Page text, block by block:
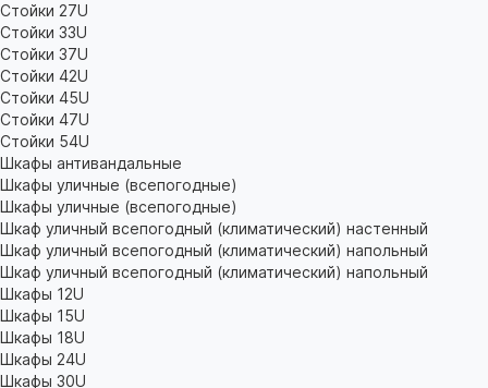
Стойки 27U
Стойки 33U
Стойки 37U
Стойки 42U
Стойки 45U
Стойки 47U
Стойки 54U
Шкафы антивандальные
Шкафы уличные (всепогодные)
Шкафы уличные (всепогодные)
Шкаф уличный всепогодный (климатический) настенный
Шкаф уличный всепогодный (климатический) напольный
Шкаф уличный всепогодный (климатический) напольный
Шкафы 12U
Шкафы 15U
Шкафы 18U
Шкафы 24U
Шкафы 30U